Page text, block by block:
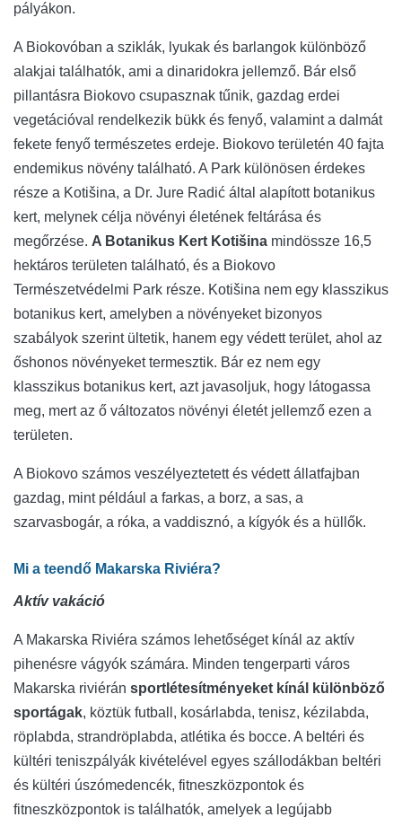
pályákon.
A Biokovóban a sziklák, lyukak és barlangok különböző
alakjai találhatók, ami a dinaridokra jellemző. Bár első
pillantásra Biokovo csupasznak tűnik, gazdag erdei
vegetációval rendelkezik bükk és fenyő, valamint a dalmát
fekete fenyő természetes erdeje. Biokovo területén 40 fajta
endemikus növény található. A Park különösen érdekes
része a Kotišina, a Dr. Jure Radić által alapított botanikus
kert, melynek célja növényi életének feltárása és
megőrzése. A Botanikus Kert Kotišina mindössze 16,5
hektáros területen található, és a Biokovo
Természetvédelmi Park része. Kotišina nem egy klasszikus
botanikus kert, amelyben a növényeket bizonyos
szabályok szerint ültetik, hanem egy védett terület, ahol az
őshonos növényeket termesztik. Bár ez nem egy
klasszikus botanikus kert, azt javasoljuk, hogy látogassa
meg, mert az ő változatos növényi életét jellemző ezen a
területen.
A Biokovo számos veszélyeztetett és védett állatfajban
gazdag, mint például a farkas, a borz, a sas, a
szarvasbogár, a róka, a vaddisznó, a kígyók és a hüllők.
Mi a teendő Makarska Riviéra?
Aktív vakáció
A Makarska Riviéra számos lehetőséget kínál az aktív
pihenésre vágyók számára. Minden tengerparti város
Makarska riviérán sportlétesítményeket kínál különböző
sportágak, köztük futball, kosárlabda, tenisz, kézilabda,
röplabda, strandröplabda, atlétika és bocce. A beltéri és
kültéri teniszpályák kivételével egyes szállodákban beltéri
és kültéri úszómedencék, fitneszközpontok és
fitneszközpontok is találhatók, amelyek a legújabb